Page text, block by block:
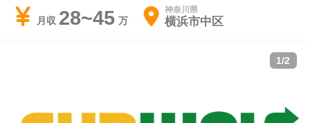
月収 28~45 神奈川県
横浜市中区
1/2